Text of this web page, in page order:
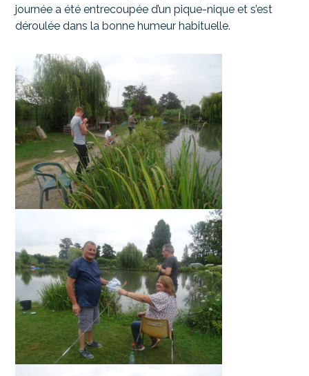
journée a été entrecoupée d’un pique-nique et s’est
déroulée dans la bonne humeur habituelle.